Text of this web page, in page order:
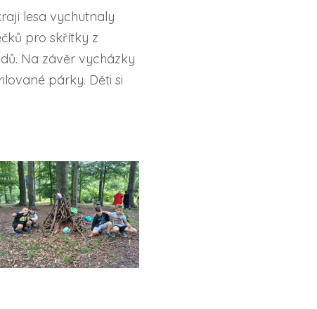
lesa vychutnaly
pro skřítky z
Na závěr vycházky
párky. Děti si